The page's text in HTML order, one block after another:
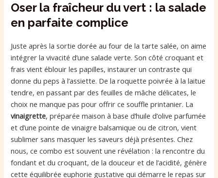
Oser la fraîcheur du vert : la salade
en parfaite complice
Juste après la sortie dorée au four de la tarte salée, on aime
intégrer la vivacité d’une salade verte. Son côté croquant et
frais vient éblouir les papilles, instaurer un contraste qui
donne du peps à l’assiette. De la roquette poivrée à la laitue
tendre, en passant par des feuilles de mâche délicates, le
choix ne manque pas pour offrir ce souffle printanier. La
vinaigrette, préparée maison à base d’huile d’olive parfumée
et d’une pointe de vinaigre balsamique ou de citron, vient
sublimer sans masquer les saveurs déjà présentes. Chez
nous, ce combo est souvent une révélation : la rencontre du
fondant et du croquant, de la douceur et de l’acidité, génère
cette équilibrée euphorie gustative qui démarre le repas sur